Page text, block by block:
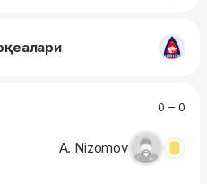
0 – 0
A. Nizomov